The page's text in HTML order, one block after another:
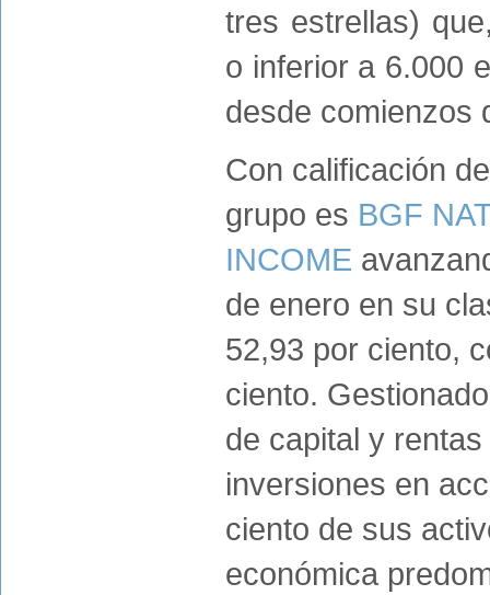
tres estrellas)
o inferior a 6.000
desde comienzos
Con calificación
grupo es BGF
INCOME
de enero en su
52,93 por ciento,
ciento.
de capital y
inversiones en
ciento de sus
económica